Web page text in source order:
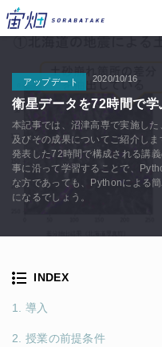
アップデート 2020/10/16
衛星データを72時間で
本記事では、沼津高専で実施し
及びその成果についてご紹介し
発表した72時間で構成される講
事に沿って学習することで、
な方であっても、Pythonによる
になるでしょう。
INDEX
1. 導入
2. 授業の前提条件